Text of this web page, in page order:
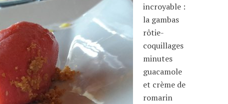
incroyable :
la gambas
rôtie-
coquillages
minutes
guacamole
et crème de
romarin